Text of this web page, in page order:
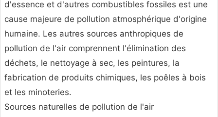
d'essence et d'autres combustibles fossiles est une
cause majeure de pollution atmosphérique d'origine
humaine. Les autres sources anthropiques de
pollution de l'air comprennent l'élimination des
déchets, le nettoyage à sec, les peintures, la
fabrication de produits chimiques, les poêles à bois
et les minoteries.
Sources naturelles de pollution de l'air